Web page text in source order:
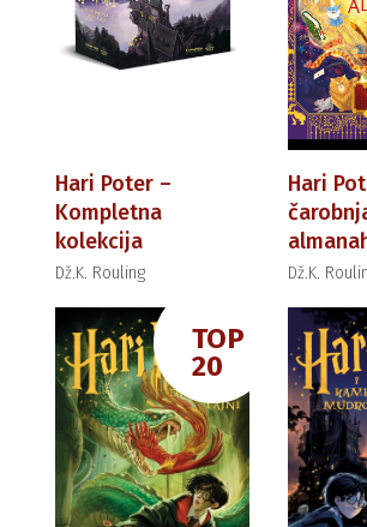
Hari Poter –
Kompletna
kolekcija
Dž.K. Rouling
Hari
Dž.K.
TOP
20